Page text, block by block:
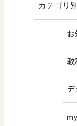
カテゴリ